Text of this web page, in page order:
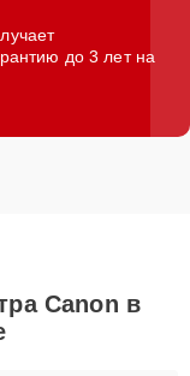
до 3 лет на
Canon в